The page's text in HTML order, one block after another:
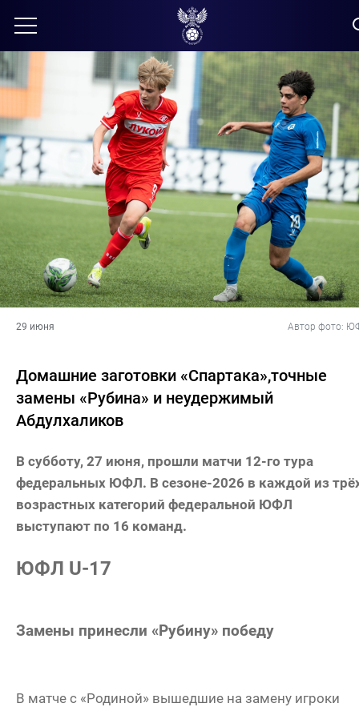
29 июня Автор фото:
Домашние заготовки «Спартака»,точные
замены «Рубина» и неудержимый
Абдулхаликов
В субботу, 27 июня, прошли матчи 12-го тура
федеральных ЮФЛ. В сезоне-2026 в каждой из
возрастных категорий федеральной ЮФЛ
выступают по 16 команд.
ЮФЛ U-17
Замены принесли «Рубину» победу
В матче с «Родиной» вышедшие на замену игроки